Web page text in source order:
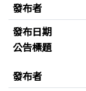
發布者
發布日期
公告標題
發布者